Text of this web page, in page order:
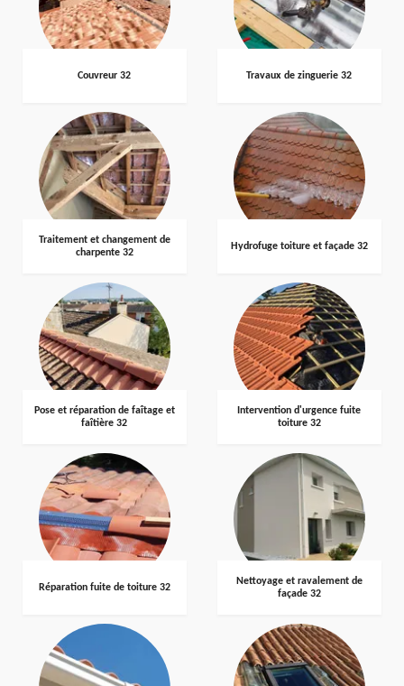
Couvreur 32 Travaux de zinguerie 32
Traitement et changement de
charpente 32
Hydrofuge toiture et façade 32
Pose et réparation de faîtage et
faîtière 32
Intervention d'urgence fuite
toiture 32
Réparation fuite de toiture 32
Nettoyage et ravalement de
façade 32